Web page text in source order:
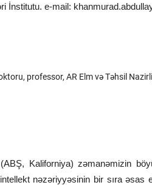
İnstitutu. e-mail:
professor, AR Elm və Təhsil
Kaliforniya) zəmanəmizin
nəzəriyyəsinin bir sıra əsas